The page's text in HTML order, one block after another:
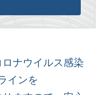
ナウイルス感染
インを